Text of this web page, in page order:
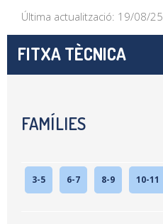
Última actualització: 19/08/25
FITXA TÈCNICA
FAMÍLIES
3-5 6-7 8-9 10-11